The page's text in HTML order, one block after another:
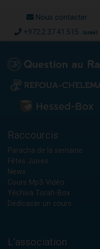
Nous contacter
+972.2.37.41.515 Israël
Raccourcis
Paracha de la semaine
Fêtes Juives
News
Cours Mp3-Vidéo
Yéchiva Torah-Box
Dédicacer un cours
L'association